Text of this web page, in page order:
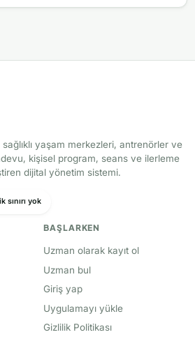
yaşam merkezleri, antrenörler ve
kişisel program, seans ve ilerleme
dijital yönetim sistemi.
sınırı yok
BAŞLARKEN
Uzman olarak kayıt ol
Uzman bul
Giriş yap
Uygulamayı yükle
Gizlilik Politikası